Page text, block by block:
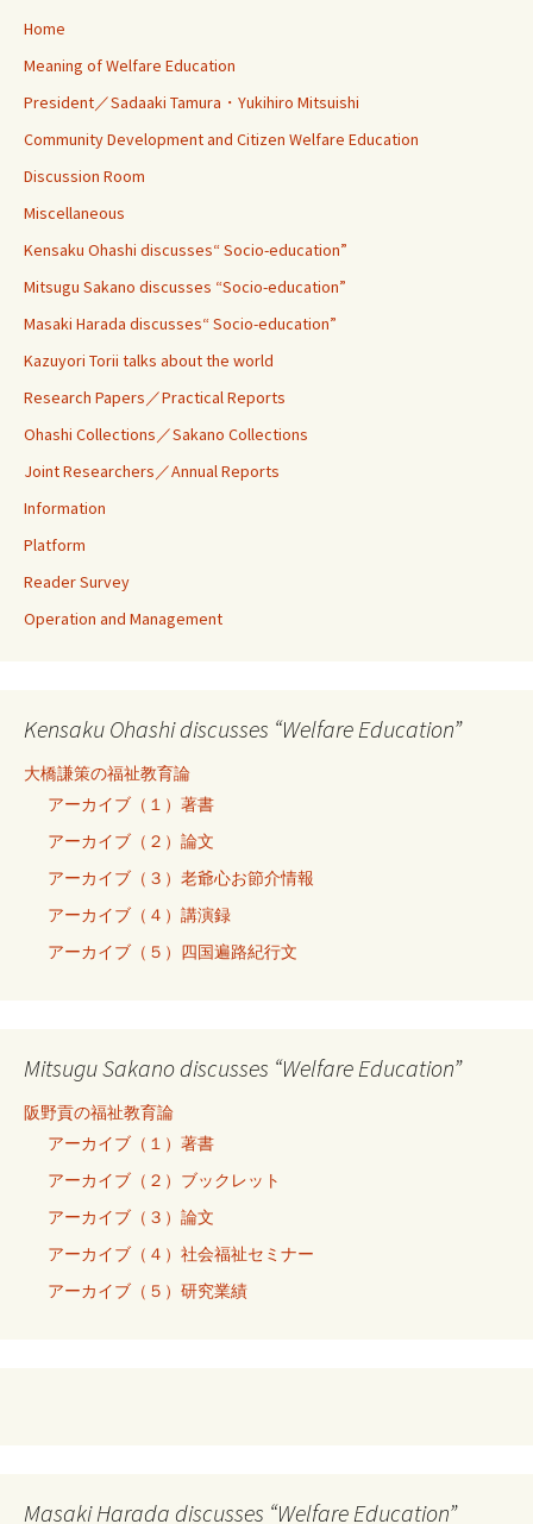
Home
Meaning of Welfare Education
President／Sadaaki Tamura・Yukihiro Mitsuishi
Community Development and Citizen Welfare Education
Discussion Room
Miscellaneous
Kensaku Ohashi discusses“ Socio-education”
Mitsugu Sakano discusses “Socio-education”
Masaki Harada discusses“ Socio-education”
Kazuyori Torii talks about the world
Research Papers／Practical Reports
Ohashi Collections／Sakano Collections
Joint Researchers／Annual Reports
Information
Platform
Reader Survey
Operation and Management
Kensaku Ohashi discusses “Welfare Education”
大橋謙策の福祉教育論
アーカイブ（１）著書
アーカイブ（２）論文
アーカイブ（３）老爺心お節介情報
アーカイブ（４）講演録
アーカイブ（５）四国遍路紀行文
Mitsugu Sakano discusses “Welfare Education”
阪野貢の福祉教育論
アーカイブ（１）著書
アーカイブ（２）ブックレット
アーカイブ（３）論文
アーカイブ（４）社会福祉セミナー
アーカイブ（５）研究業績
Masaki Harada discusses “Welfare Education”